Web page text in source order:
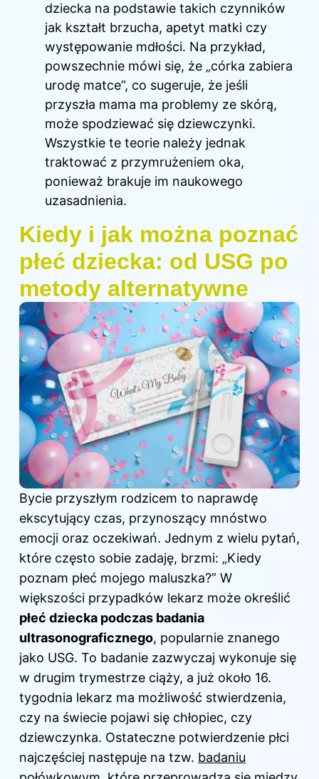
dziecka na podstawie takich czynników
jak kształt brzucha, apetyt matki czy
występowanie mdłości. Na przykład,
powszechnie mówi się, że „córka zabiera
urodę matce”, co sugeruje, że jeśli
przyszła mama ma problemy ze skórą,
może spodziewać się dziewczynki.
Wszystkie te teorie należy jednak
traktować z przymrużeniem oka,
ponieważ brakuje im naukowego
uzasadnienia.
Kiedy i jak można poznać
płeć dziecka: od USG po
metody alternatywne
Bycie przyszłym rodzicem to naprawdę
ekscytujący czas, przynoszący mnóstwo
emocji oraz oczekiwań. Jednym z wielu pytań,
które często sobie zadaję, brzmi: „Kiedy
poznam płeć mojego maluszka?” W
większości przypadków lekarz może określić
płeć dziecka podczas badania
ultrasonograficznego, popularnie znanego
jako USG. To badanie zazwyczaj wykonuje się
w drugim trymestrze ciąży, a już około 16.
tygodnia lekarz ma możliwość stwierdzenia,
czy na świecie pojawi się chłopiec, czy
dziewczynka. Ostateczne potwierdzenie płci
najczęściej następuje na tzw. badaniu